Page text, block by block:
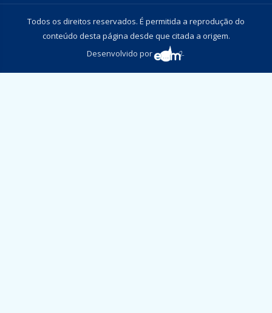
Todos os direitos reservados. É permitida a reprodução do
conteúdo desta página desde que citada a origem.
Desenvolvido por